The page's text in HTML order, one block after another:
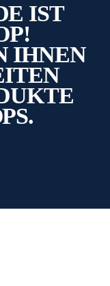
IST
IHNEN